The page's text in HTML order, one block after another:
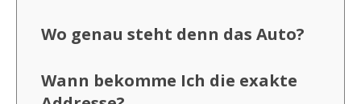
Wo genau steht denn das Auto?
Wann bekomme Ich die exakte